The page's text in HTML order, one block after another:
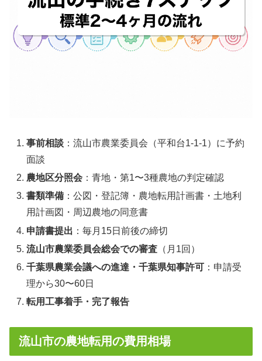
事前相談 ：流山市農業委員会（平和台1-1-1）に予約
面談
農地区分照会 ：青地・第1〜3種農地の判定確認
書類準備 ：公図・登記簿・農地転用計画書・土地利
用計画図・周辺農地の同意書
申請書提出 ：毎月15日前後の締切
流山市農業委員会総会での審査 （月1回）
千葉県農業会議への進達・千葉県知事許可 ：申請受
理から30〜60日
転用工事着手・完了報告
流山市の農地転用の費用相場